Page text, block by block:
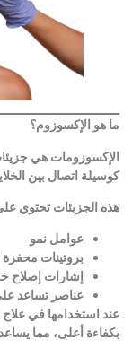
ما هو الإكسوزوم؟
الإكسوزومات هي
كوسيلة اتصال بين
هذه الجزيئات تحتوي
عوامل نمو
بروتينات محفزة
إشارات إصلاح
عناصر تساعد
عند استخدامها في علاج
بكفاءة أعلى، مما